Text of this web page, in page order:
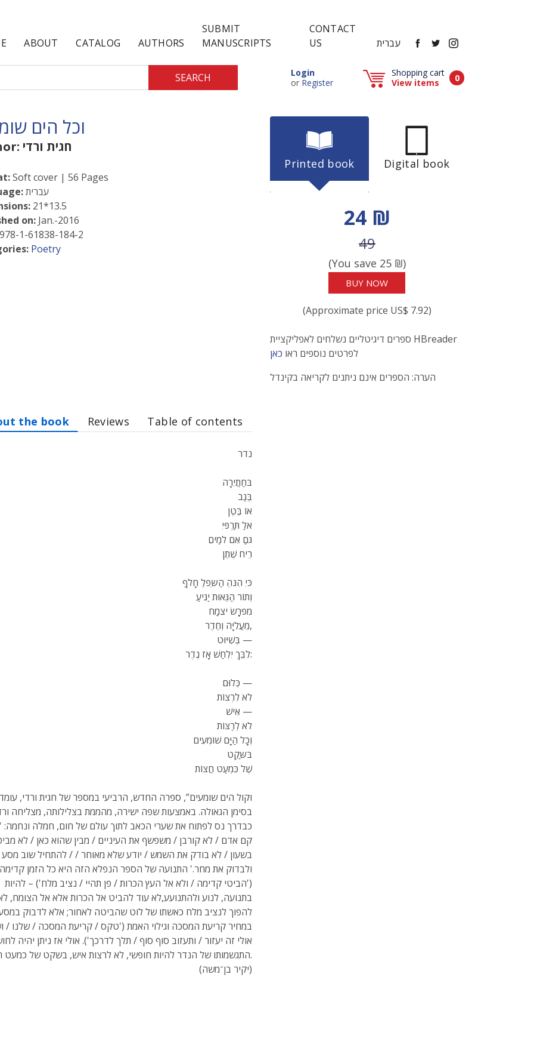
ABOUT CATALOG AUTHORS
SUBMIT
MANUSCRIPTS
CONTACT
US
עברית FACEBOOK
TWITTER
INSTAGRAM
SEARCH LoginPopup window (Can be closed by ESCAPE key)
or RegisterPopup window (Can be closed by ESCAPE key)
Shopping cart
View items
0Items in cart
וכל הים
חגית ורדי
Soft cover | 56 Pages
עברית
21*13.5
on: Jan.-2016
978-1-61838-184-2
Poetry
Printed book Digital book
Discount price
24 ₪
Price before discount
49
(You save 25₪)
BUY NOW
(Approximate price US$ 7.92)
ספרים דיגיטליים נשלחים לאפליקציית HBreader
לפרטים נוספים ראו כאן
הערה: הספרים אינם ניתנים לקריאה בקינדל
the book Reviews Table of contents
נדר
בּחַתֲיִרָה
בְּגַב
אוֹ בֶּטֶן
אלַ תַּרְפּיִ
גּםַ אִם למַיםִ
רֵיח שֶׁתֶן
כּיִ הִנּהֵ הַשֵּפלֶ חָלףַ
וְתוֹר הַגֵּאוּת יַגִּיעַ
מִפרְָשׂ יצִמְַח
מֵעֲלִיָּה וְחֶדֶר,
בְּשִׁיּוּט —
לִבֵּךְ יִלְחַשׁ אָז נֶדֶר:
כְּלוּם —
לֹא לִרְצוֹת
אִישׁ —
לֹא לְרַצּוֹת
וְכָל הַיָּם שׁוֹמְעִים
בּשַּקֶט
שֶׁל כִּמְעַט חֲצוֹת
בסימן הגאולה. באמצעות שפה ישירה, מהממת בצלילותה, מצליחה
כבדרך נס לפתוח את שערי הכאב לתוך עולם של חום, חמלה ונחמה:
קם אדם / לא קורבן / משפשף את העיניים / מבין שהוא כאן / לא
בשעון / לא בודק את השמש / יודע שלא מאוחר / / להתחיל שוב
ולבדוק את מחר.' התנועה של הספר הנפלא הזה היא כל הזמן קדימה
('הביטי קדימה / ולא אל העץ הכרות / פן תהיי / נציב מלח') – להיות
בתנועה, לנוע ולהתנועע,לא עוד להביט אל הכרות אלא אל הצומח,
להפוך לנציב מלח כאשתו של לוט שהביטה לאחור; אלא לדבוק
במחיר קריעת המסכה וגילוי האמת ('טקס / קריעת המסכה / שלנו /
אולי זה יעזור / ותעזוב סוף סוף / תלך לדרכך'). אולי אז ניתן יהיה
התגשמותו של הנדר להיות חופשי, לא לרצות איש, בשקט של כמעט חצות.
(יקיר בן־משה)